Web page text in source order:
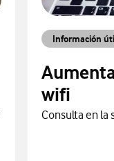
Información
wifi
Consulta en la